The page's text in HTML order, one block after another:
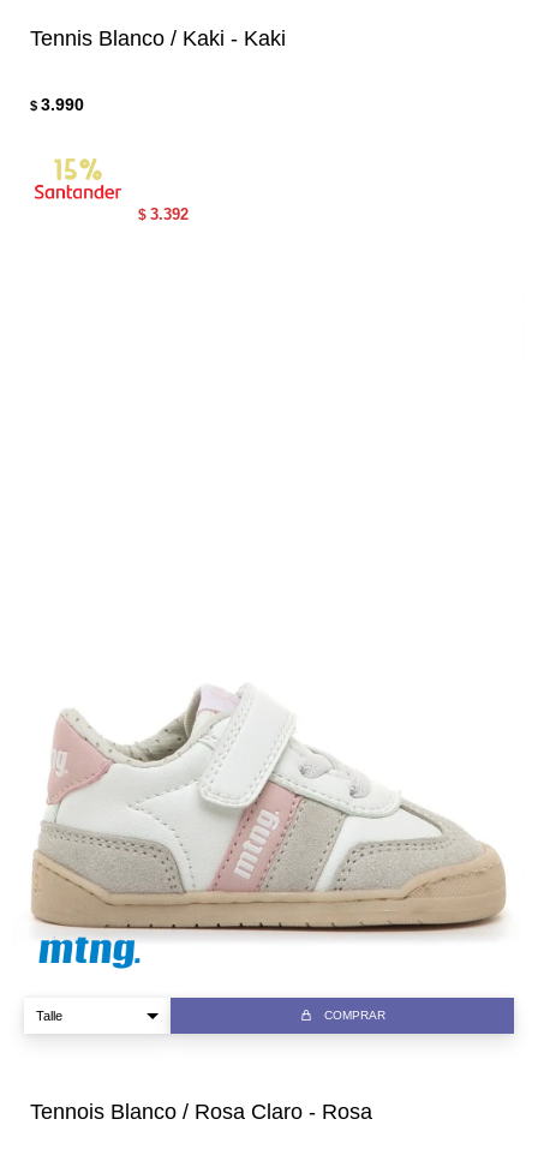
Tennis Blanco / Kaki - Kaki
$ 3.990
$ 3.392
COMPRAR
Tennois Blanco / Rosa Claro - Rosa